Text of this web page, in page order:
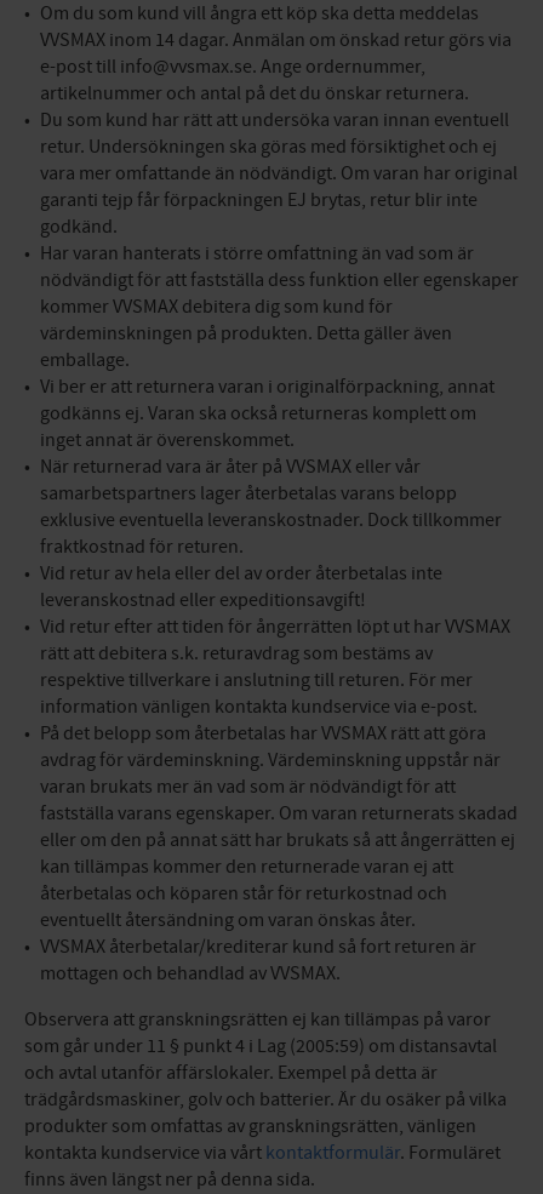
Om du som kund vill ångra ett köp ska detta meddelas
VVSMAX inom 14 dagar. Anmälan om önskad retur görs via
e-post till info@vvsmax.se. Ange ordernummer,
artikelnummer och antal på det du önskar returnera.
Du som kund har rätt att undersöka varan innan eventuell
retur. Undersökningen ska göras med försiktighet och ej
vara mer omfattande än nödvändigt. Om varan har original
garanti tejp får förpackningen EJ brytas, retur blir inte
godkänd.
Har varan hanterats i större omfattning än vad som är
nödvändigt för att fastställa dess funktion eller egenskaper
kommer VVSMAX debitera dig som kund för
värdeminskningen på produkten. Detta gäller även
emballage.
Vi ber er att returnera varan i originalförpackning, annat
godkänns ej. Varan ska också returneras komplett om
inget annat är överenskommet.
När returnerad vara är åter på VVSMAX eller vår
samarbetspartners lager återbetalas varans belopp
exklusive eventuella leveranskostnader. Dock tillkommer
fraktkostnad för returen.
Vid retur av hela eller del av order återbetalas inte
leveranskostnad eller expeditionsavgift!
Vid retur efter att tiden för ångerrätten löpt ut har VVSMAX
rätt att debitera s.k. returavdrag som bestäms av
respektive tillverkare i anslutning till returen. För mer
information vänligen kontakta kundservice via e-post.
På det belopp som återbetalas har VVSMAX rätt att göra
avdrag för värdeminskning. Värdeminskning uppstår när
varan brukats mer än vad som är nödvändigt för att
fastställa varans egenskaper. Om varan returnerats skadad
eller om den på annat sätt har brukats så att ångerrätten ej
kan tillämpas kommer den returnerade varan ej att
återbetalas och köparen står för returkostnad och
eventuellt återsändning om varan önskas åter.
VVSMAX återbetalar/krediterar kund så fort returen är
mottagen och behandlad av VVSMAX.
Observera att granskningsrätten ej kan tillämpas på varor
som går under 11 § punkt 4 i Lag (2005:59) om distansavtal
och avtal utanför affärslokaler. Exempel på detta är
trädgårdsmaskiner, golv och batterier. Är du osäker på vilka
produkter som omfattas av granskningsrätten, vänligen
kontakta kundservice via vårt kontaktformulär. Formuläret
finns även längst ner på denna sida.